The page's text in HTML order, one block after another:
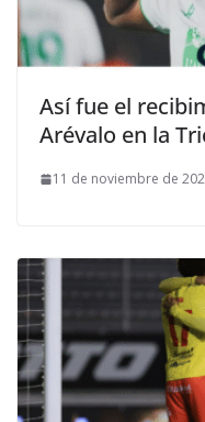
Así fue el
Arévalo en la
11 de noviembre de